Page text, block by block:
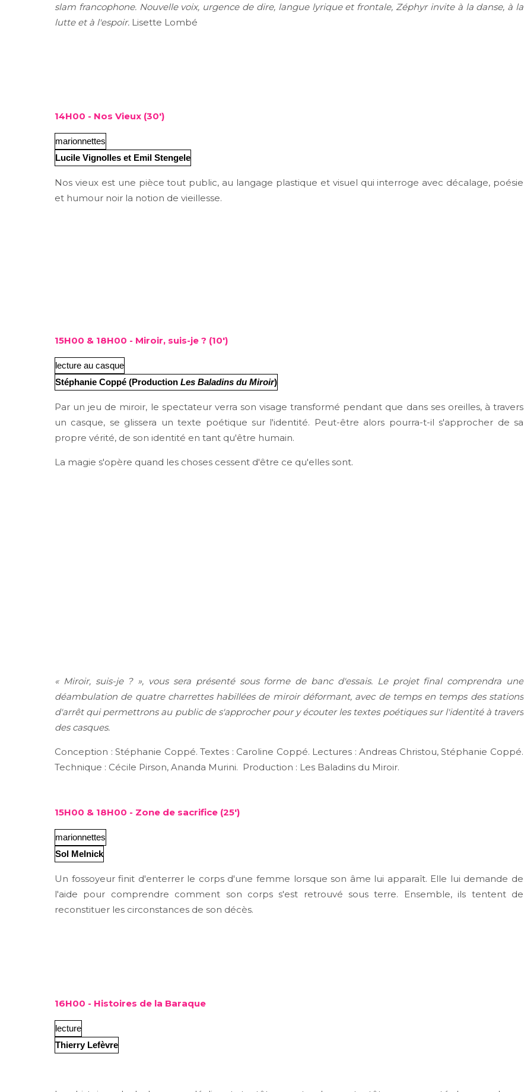
slam francophone. Nouvelle voix, urgence de dire, langue lyrique et frontale, Zéphyr invite à la danse, à la
lutte et à l'espoir. Lisette Lombé
14H00 - Nos Vieux (30')
marionnettes
Lucile Vignolles et Emil Stengele
Nos vieux est une pièce tout public, au langage plastique et visuel qui interroge avec décalage, poésie
et humour noir la notion de vieillesse.
15H00 & 18H00 - Miroir, suis-je ? (10')
lecture au casque
Stéphanie Coppé (Production Les Baladins du Miroir)
Par un jeu de miroir, le spectateur verra son visage transformé pendant que dans ses oreilles, à travers
un casque, se glissera un texte poétique sur l'identité. Peut-être alors pourra-t-il s'approcher de sa
propre vérité, de son identité en tant qu'être humain.
La magie s'opère quand les choses cessent d'être ce qu'elles sont.
« Miroir, suis-je ? », vous sera présenté sous forme de banc d'essais. Le projet final comprendra une
déambulation de quatre charrettes habillées de miroir déformant, avec de temps en temps des stations
d'arrêt qui permettrons au public de s'approcher pour y écouter les textes poétiques sur l'identité à travers
des casques.
Conception : Stéphanie Coppé. Textes : Caroline Coppé. Lectures : Andreas Christou, Stéphanie Coppé.
Technique : Cécile Pirson, Ananda Murini. Production : Les Baladins du Miroir.
15H00 & 18H00 - Zone de sacrifice (25')
marionnettes
Sol Melnick
Un fossoyeur finit d'enterrer le corps d'une femme lorsque son âme lui apparaît. Elle lui demande de
l'aide pour comprendre comment son corps s'est retrouvé sous terre. Ensemble, ils tentent de
reconstituer les circonstances de son décès.
16H00 - Histoires de la Baraque
lecture
Thierry Lefèvre